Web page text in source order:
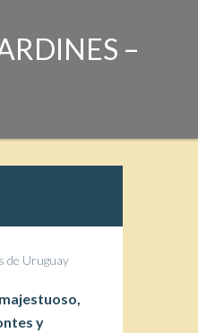
de Uruguay
y